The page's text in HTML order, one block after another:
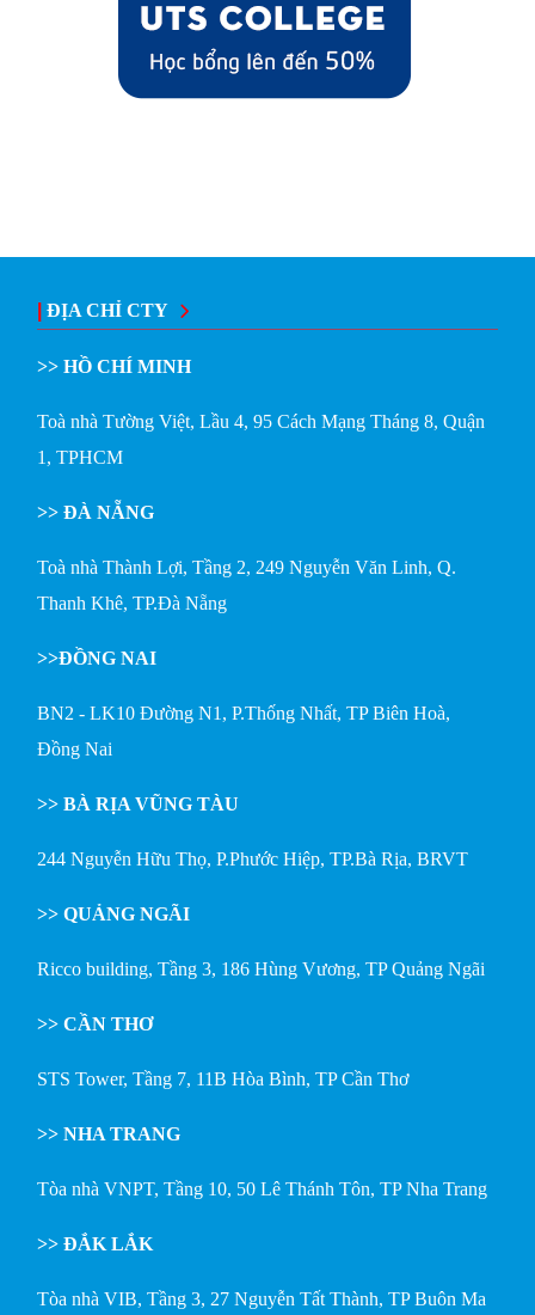
ĐỊA CHỈ CTY
>> HỒ CHÍ MINH
Toà nhà Tường Việt, Lầu 4, 95 Cách Mạng Tháng 8, Quận
1, TPHCM
>> ĐÀ NẴNG
Toà nhà Thành Lợi, Tầng 2, 249 Nguyễn Văn Linh, Q.
Thanh Khê, TP.Đà Nẵng
>>ĐỒNG NAI
BN2 - LK10 Đường N1, P.Thống Nhất, TP Biên Hoà,
Đồng Nai
>> BÀ RỊA VŨNG TÀU
244 Nguyễn Hữu Thọ, P.Phước Hiệp, TP.Bà Rịa, BRVT
>> QUẢNG NGÃI
Ricco building, Tầng 3, 186 Hùng Vương, TP Quảng Ngãi
>> CẦN THƠ
STS Tower, Tầng 7, 11B Hòa Bình, TP Cần Thơ
>> NHA TRANG
Tòa nhà VNPT, Tầng 10, 50 Lê Thánh Tôn, TP Nha Trang
>> ĐẮK LẮK
Tòa nhà VIB, Tầng 3, 27 Nguyễn Tất Thành, TP Buôn Ma